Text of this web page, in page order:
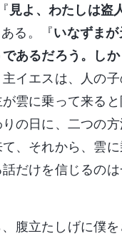
見よ、わたしは盗
る。『いなずま
あるだろう。し
主イエスは、人の
雲に乗って来る
の日に、二つの
、それから、雲
だけを信じるの
腹立たしげに僕